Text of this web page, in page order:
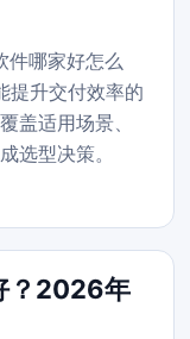
件哪家好怎么
提升交付效率的
盖适用场景、
选型决策。
？2026年